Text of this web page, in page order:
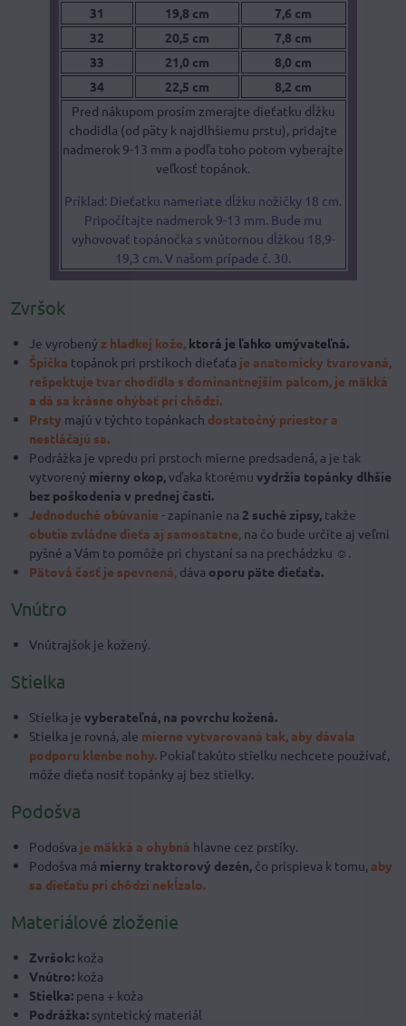
31 19,8 cm
7,6 cm
32
20,5 cm
7,8 cm
33
21,0 cm
8,0 cm
34
22,5 cm
8,2 cm
Pred nákupom prosím zmerajte dieťatku dĺžku
chodidla (od päty k najdlhšiemu prstu), pridajte
nadmerok 9-13 mm a podľa toho potom vyberajte
veľkosť topánok.
Príklad: Dieťatku nameriate dĺžku nožičky 18 cm.
Pripočítajte nadmerok 9-13 mm. Bude mu
vyhovovať topánočka s vnútornou dĺžkou 18,9-
19,3 cm. V našom prípade č. 30.
Zvršok
Je vyrobený z hladkej kože, ktorá je ľahko umývateľná.
Špička topánok pri prstíkoch dieťaťa je anatomicky tvarovaná,
rešpektuje tvar chodidla s dominantnejším palcom, je mäkká
a dá sa krásne ohýbať pri chôdzi.
Prsty majú v týchto topánkach dostatočný priestor a
nestláčajú sa.
Podrážka je vpredu pri prstoch mierne predsadená, a je tak
vytvorený mierny okop,vďaka ktorému vydržia topánky dlhšie
bez poškodenia v prednej časti.
Jednoduché obúvanie- zapínanie na 2 suché zipsy, takže
obutie zvládne dieťa aj samostatne, na čo bude určite aj veľmi
pyšné a Vám to pomôže pri chystaní sa na prechádzku ☺.
Pätová časť je spevnená, dáva oporu päte dieťaťa.
Vnútro
Vnútrajšok je kožený.
Stielka
Stielka je vyberateľná, na povrchu kožená.
Stielka je rovná, ale mierne vytvarovaná tak, aby dávala
podporu klenbe nohy. Pokiaľ takúto stielku nechcete používať,
môže dieťa nosiť topánky aj bez stielky.
Podošva
Podošva je mäkká a ohybná hlavne cez prstíky.
Podošva má mierny traktorový dezén, čo prispieva k tomu, aby
sa dieťaťu pri chôdzi nekĺzalo.
Materiálové zloženie
Zvršok: koža
Vnútro: koža
Stielka: pena + koža
Podrážka: syntetický materiál